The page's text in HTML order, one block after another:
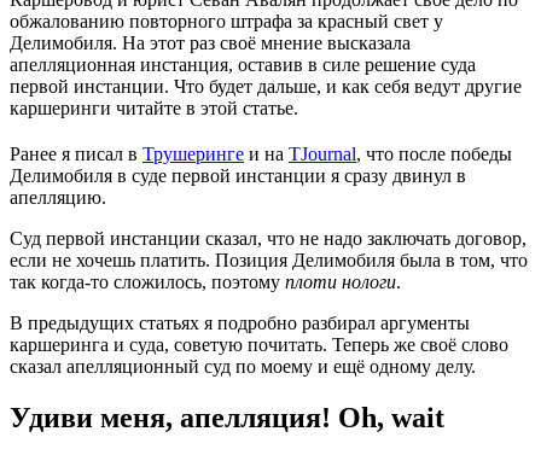
обжалованию повторного штрафа за красный свет у
Делимобиля. На этот раз своё мнение высказала
апелляционная инстанция, оставив в силе решение суда
первой инстанции. Что будет дальше, и как себя ведут другие
каршеринги читайте в этой статье.
Ранее я писал в Трушеринге и на TJournal, что после победы
Делимобиля в суде первой инстанции я сразу двинул в
апелляцию.
Суд первой инстанции сказал, что не надо заключать договор,
если не хочешь платить. Позиция Делимобиля была в том, что
так когда-то сложилось, поэтому плоти нологи.
В предыдущих статьях я подробно разбирал аргументы
каршеринга и суда, советую почитать. Теперь же своё слово
сказал апелляционный суд по моему и ещё одному делу.
Удиви меня, апелляция! Oh, wait